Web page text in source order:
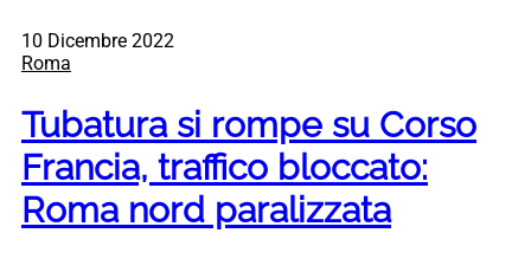
10 Dicembre 2022
Roma
Tubatura si rompe su Corso
Francia, traffico bloccato:
Roma nord paralizzata